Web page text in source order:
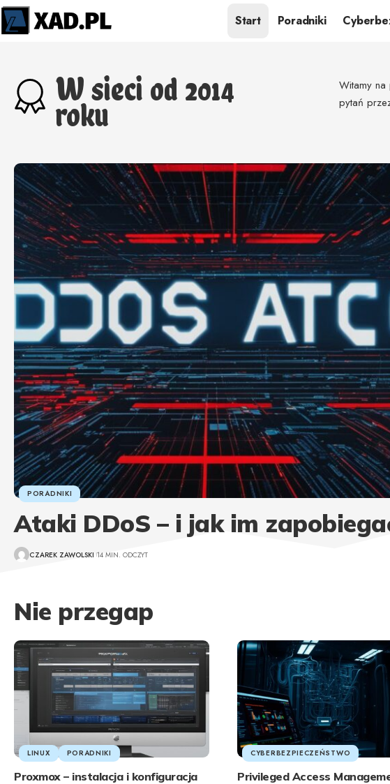
Start Poradniki
W sieci od 2014
roku
Witamy na
pytań
PORADNIKI
Ataki DDoS – i jak im
CZAREK ZAWOLSKI 14 MIN. ODCZYT
Nie przegap
LINUX PORADNIKI
Proxmox – instalacja i konfiguracja
CYBERBEZPIECZEŃSTWO
Privileged Access